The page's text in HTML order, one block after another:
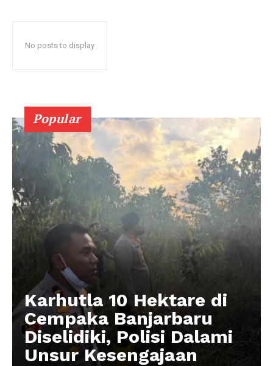
No posts to display
Popular
Karhutla 10 Hektare di
Cempaka Banjarbaru
Diselidiki, Polisi Dalami
Unsur Kesengajaan